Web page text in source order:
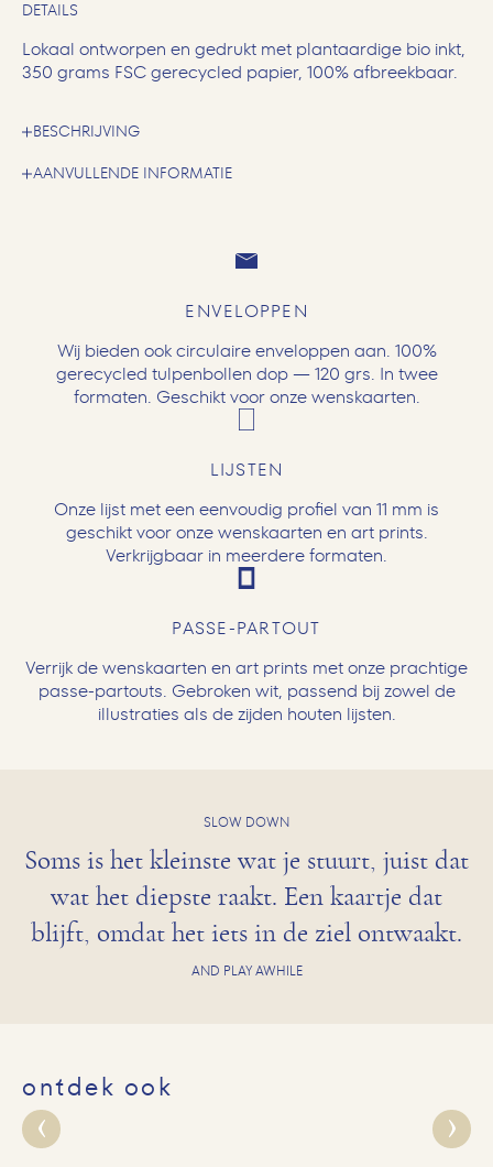
DETAILS
Lokaal ontworpen en gedrukt met plantaardige bio inkt,
350 grams FSC gerecycled papier, 100% afbreekbaar.
BESCHRIJVING
AANVULLENDE INFORMATIE
ENVELOPPEN
Wij bieden ook circulaire enveloppen aan. 100%
gerecycled tulpenbollen dop — 120 grs. In twee
formaten. Geschikt voor onze wenskaarten.
LIJSTEN
Onze lijst met een eenvoudig profiel van 11 mm is
geschikt voor onze wenskaarten en art prints.
Verkrijgbaar in meerdere formaten.
PASSE-PARTOUT
Verrijk de wenskaarten en art prints met onze prachtige
passe-partouts. Gebroken wit, passend bij zowel de
illustraties als de zijden houten lijsten.
SLOW DOWN
Soms is het kleinste wat je stuurt, juist dat
wat het diepste raakt. Een kaartje dat
blijft, omdat het iets in de ziel ontwaakt.
AND PLAY AWHILE
ontdek ook